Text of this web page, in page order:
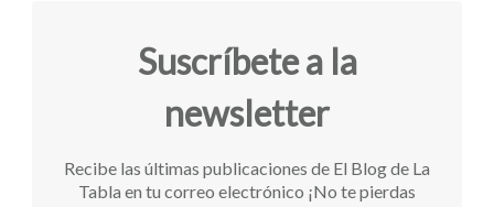
Suscríbete a la
newsletter
Recibe las últimas publicaciones de El Blog de La
Tabla en tu correo electrónico ¡No te pierdas